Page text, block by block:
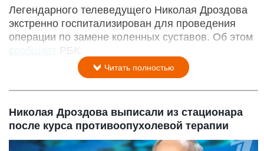
Легендарного телеведущего Николая Дроздова
экстренно госпитализирован для проведения
операции по замене коленных суставов. Об этом
сообщает
РБК.
Читать полностью
Николая Дроздова выписали из стационара
после курса противоопухолевой терапии